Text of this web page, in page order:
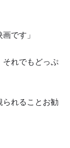
です」
それでもどっぷ
れることお勧